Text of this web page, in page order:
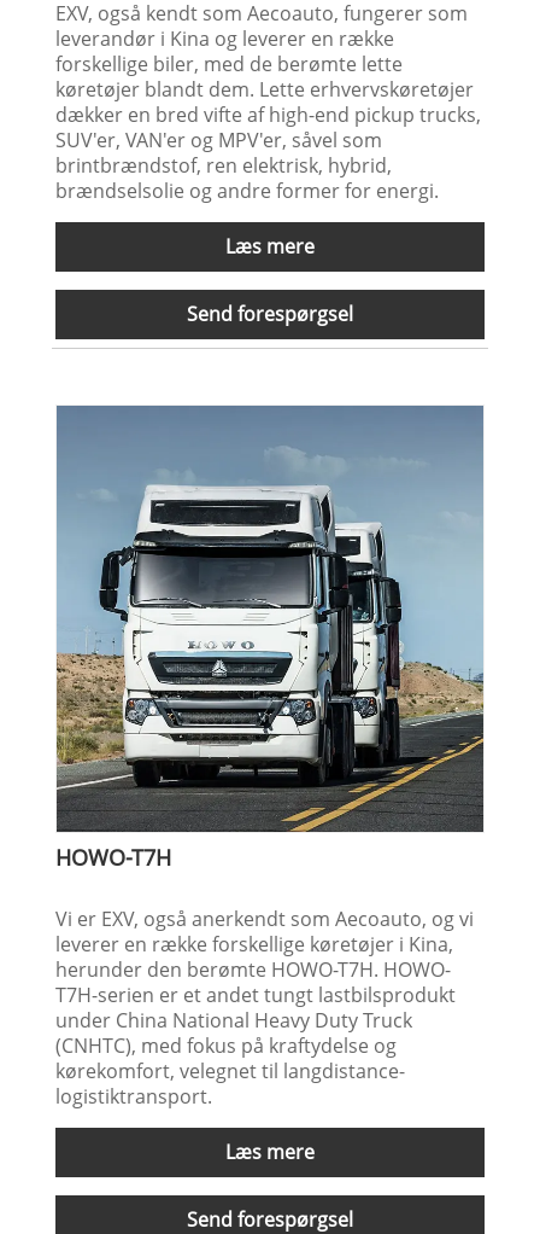
EXV, også kendt som Aecoauto, fungerer som
leverandør i Kina og leverer en række
forskellige biler, med de berømte lette
køretøjer blandt dem. Lette erhvervskøretøjer
dækker en bred vifte af high-end pickup trucks,
SUV'er, VAN'er og MPV'er, såvel som
brintbrændstof, ren elektrisk, hybrid,
brændselsolie og andre former for energi.
Læs mere
Send forespørgsel
HOWO-T7H
Vi er EXV, også anerkendt som Aecoauto, og vi
leverer en række forskellige køretøjer i Kina,
herunder den berømte HOWO-T7H. HOWO-
T7H-serien er et andet tungt lastbilsprodukt
under China National Heavy Duty Truck
(CNHTC), med fokus på kraftydelse og
kørekomfort, velegnet til langdistance-
logistiktransport.
Læs mere
Send forespørgsel